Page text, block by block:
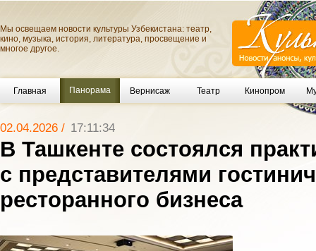
Мы освещаем новости культуры Узбекистана: театр,
кино, музыка, история, литература, просвещение и
многое другое.
Главная Панорама Вернисаж Театр Кинопром
02.04.2026 / 17:11:34
В Ташкенте состоялся
с представителями
ресторанного бизнеса